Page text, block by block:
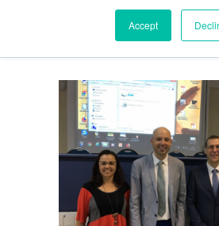
AcceptAICOGestión